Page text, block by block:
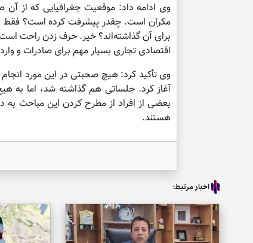
مکران است. چقدر پیشرفت کرده است؟ فقط
برای آن گذاشته‌اند؟ خیر. حرف زدن راحت
اقتصادی تجاری بسیار مهم برای صادرات و
وی تأکید کرد: هیچ صحبتی در این مورد
آغاز کرد. جلساتی هم گذاشته شد، اما به
بعضی از افراد از مطرح کردن این مباحث
هستند.
اخبار مرتبط: